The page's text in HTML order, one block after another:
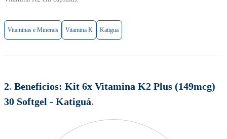
Vitaminas e Minerais Vitamina K Katigua
2. Beneficios: Kit 6x Vitamina K2 Plus (149mcg)
30 Softgel - Katiguá.